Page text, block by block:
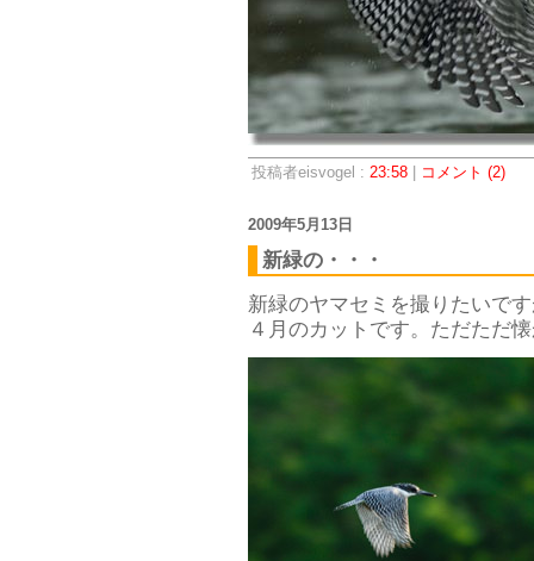
投稿者eisvogel : 23:58| コメント (2)
2009年5月13日
新緑の・・・
新緑のヤマセミを撮りたいで
４月のカットです。ただただ